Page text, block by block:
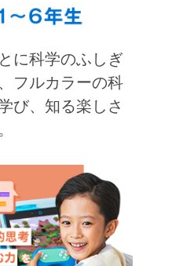
に科学のふしぎ
フルカラーの科
び、知る楽しさ